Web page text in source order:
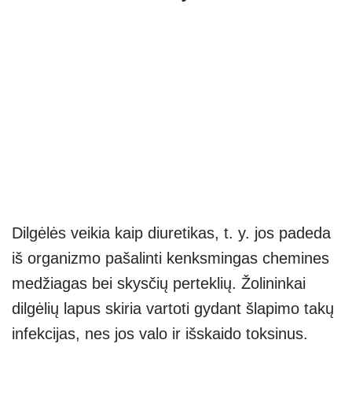
Dilgėlės veikia kaip diuretikas, t. y. jos padeda
iš organizmo pašalinti kenksmingas chemines
medžiagas bei skysčių perteklių. Žolininkai
dilgėlių lapus skiria vartoti gydant šlapimo takų
infekcijas, nes jos valo ir išskaido toksinus.